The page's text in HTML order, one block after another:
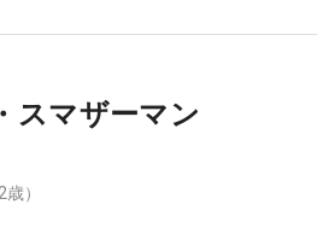
スマザーマン
歳）